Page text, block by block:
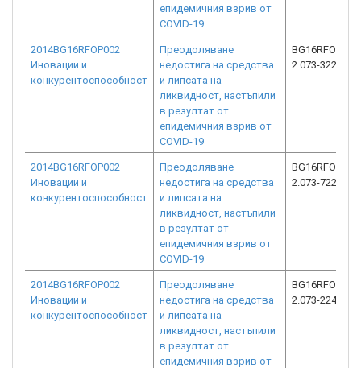
епидемичния взрив от
COVID-19
2014BG16RFOP002
Иновации и
конкурентоспособност
Преодоляване
недостига на средства
и липсата на
ликвидност, настъпили
в резултат от
епидемичния взрив от
COVID-19
BG16RFOP002-
2.073-3227-
2014BG16RFOP002
Иновации и
конкурентоспособност
Преодоляване
недостига на средства
и липсата на
ликвидност, настъпили
в резултат от
епидемичния взрив от
COVID-19
BG16RFOP002-
2.073-7220-
2014BG16RFOP002
Иновации и
конкурентоспособност
Преодоляване
недостига на средства
и липсата на
ликвидност, настъпили
в резултат от
епидемичния взрив от
BG16RFOP002-
2.073-2248-